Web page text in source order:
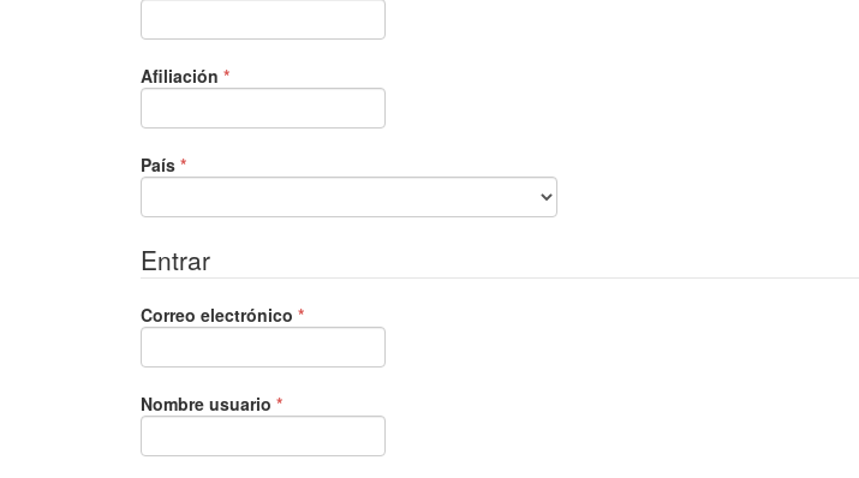
Afiliación *Obligatorio
País *Obligatorio
Entrar
Correo electrónico *Obligatorio
Nombre usuario *Obligatorio